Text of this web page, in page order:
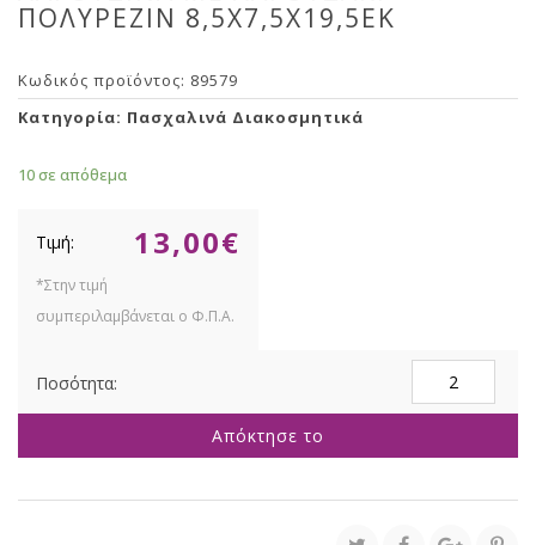
ΠΟΛΥΡΕΖΙΝ 8,5X7,5X19,5ΕΚ
Κωδικός προϊόντος: 89579
Κατηγορία: Πασχαλινά Διακοσμητικά
10 σε απόθεμα
13,00€
ΛΑΓΟΥΔΑΚΙ
8,5X7,5X19,5ΕΚ
Απόκτησε το